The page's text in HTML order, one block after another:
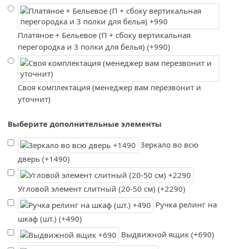
Платяное + Бельевое (П + сбоку вертикальная
перегородка и 3 полки для белья) (+990)
Своя комплектация (менеджер вам перезвонит и
уточнит)
Выберите дополнительные элементы
Зеркало во всю
дверь (+1490)
Угловой элемент слитный (20-50 см) (+2290)
Ручка релинг на
шкаф (шт.) (+490)
Выдвижной ящик (+690)